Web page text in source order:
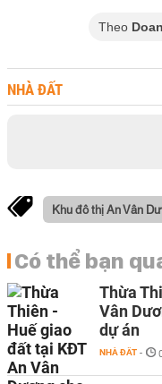
Theo
NHÀ ĐẤT
Khu đô thị An Vân
Có thể bạn
Thừa
Vân
dự án
NHÀ ĐẤT -